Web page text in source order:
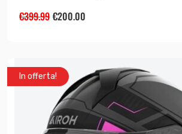
€399.99 €200.00
In offerta!